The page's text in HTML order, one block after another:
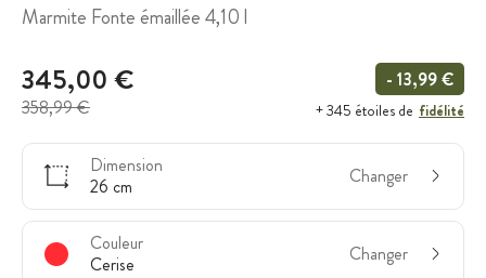
Marmite Fonte émaillée 4,10 l
345,00 €
358,99 €
- 13,99 €
+ 345 étoiles de fidélité
Dimension
26 cm
Changer
Couleur
Cerise
Changer